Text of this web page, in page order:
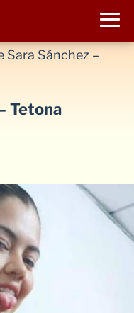
Sara Sánchez –
Tetona